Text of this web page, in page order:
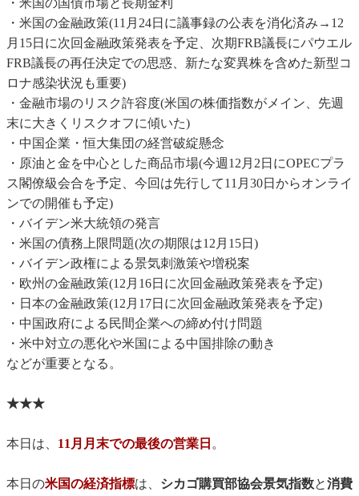
・米国の国債市場と長期金利
・米国の金融政策(11月24日に議事録の公表を消化済み→12
月15日に次回金融政策発表を予定、次期FRB議長にパウエル
FRB議長の再任決定での思惑、新たな変異株を含めた新型コ
ロナ感染状況も重要)
・金融市場のリスク許容度(米国の株価指数がメイン、先週
末に大きくリスクオフに傾いた)
・中国企業・恒大集団の経営破綻懸念
・原油と金を中心とした商品市場(今週12月2日にOPECプラ
ス閣僚級会合を予定、今回は先行して11月30日からオンライ
ンでの開催も予定)
・バイデン米大統領の発言
・米国の債務上限問題(次の期限は12月15日)
・バイデン政権による景気刺激策や増税案
・欧州の金融政策(12月16日に次回金融政策発表を予定)
・日本の金融政策(12月17日に次回金融政策発表を予定)
・中国政府による民間企業への締め付け問題
・米中対立の悪化や米国による中国排除の動き
などが重要となる。
★★★
本日は、 11月月末での最後の営業日 。
本日の米国の経済指標は、 シカゴ購買部協会景気指数と消費